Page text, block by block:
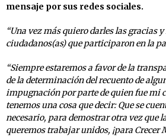
mensaje por sus redes sociales.
“Una vez más quiero darles las gracias
ciudadanos(as) que participaron en la
“Siempre estaremos a favor de la
de la determinación del recuento de
impugnación por parte de quien fue mi
tenemos una cosa que decir: Que se
necesario, para demostrar otra vez que
queremos trabajar unidos, ¡para Crecer